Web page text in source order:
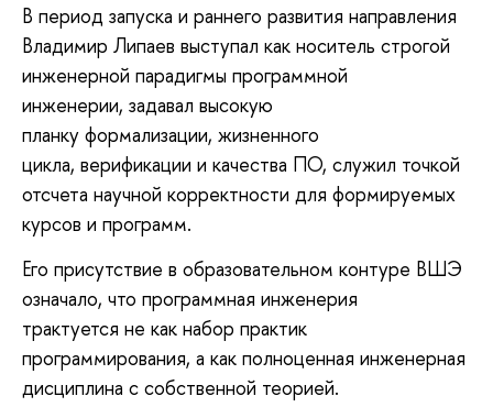
В период запуска и раннего развития направления
Владимир Липаев выступал как носитель строгой
инженерной парадигмы программной
инженерии, задавал высокую
планку формализации, жизненного
цикла, верификации и качества ПО, служил точкой
отсчета научной корректности для формируемых
курсов и программ.
Его присутствие в образовательном контуре ВШЭ
означало, что программная инженерия
трактуется не как набор практик
программирования, а как полноценная инженерная
дисциплина с собственной теорией.